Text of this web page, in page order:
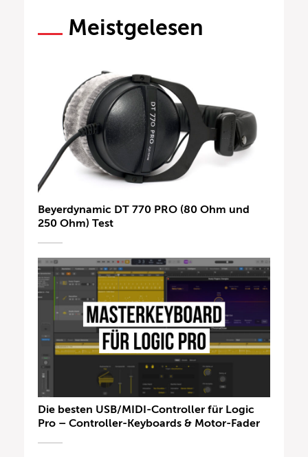
Meistgelesen
Beyerdynamic DT 770 PRO (80 Ohm und
250 Ohm) Test
Die besten USB/MIDI-Controller für Logic
Pro – Controller-Keyboards & Motor-Fader